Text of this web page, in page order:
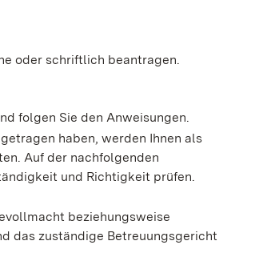
oder schriftlich beantragen.
folgen Sie den Anweisungen.
haben, werden Ihnen als
Auf der nachfolgenden
und Richtigkeit prüfen.
beziehungsweise
das zuständige Betreuungsgericht